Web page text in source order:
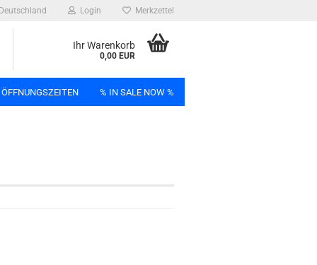
Deutschland Login Merkzettel
Ihr Warenkorb
0,00 EUR
% IN SALE NOW %